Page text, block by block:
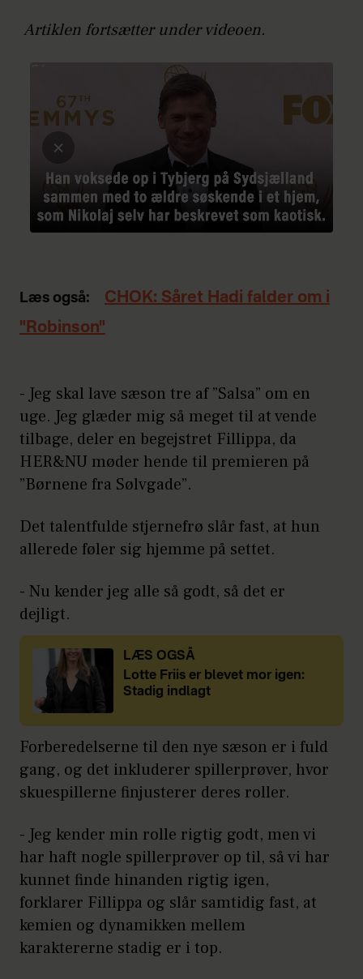
Artiklen fortsætter under videoen.
Læs også:
CHOK: Såret Hadi falder om i
"Robinson"
- Jeg skal lave sæson tre af ”Salsa” om en
uge. Jeg glæder mig så meget til at vende
tilbage, deler en begejstret Fillippa, da
HER&NU møder hende til premieren på
”Børnene fra Sølvgade”.
Det talentfulde stjernefrø slår fast, at hun
allerede føler sig hjemme på settet.
- Nu kender jeg alle så godt, så det er
dejligt.
LÆS OGSÅ
Lotte Friis er blevet mor igen:
Stadig indlagt
Forberedelserne til den nye sæson er i fuld
gang, og det inkluderer spillerprøver, hvor
skuespillerne finjusterer deres roller.
- Jeg kender min rolle rigtig godt, men vi
har haft nogle spillerprøver op til, så vi har
kunnet finde hinanden rigtig igen,
forklarer Fillippa og slår samtidig fast, at
kemien og dynamikken mellem
karaktererne stadig er i top.